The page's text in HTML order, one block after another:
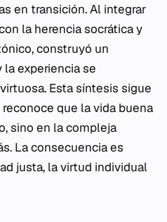
en transición. Al integrar
la herencia socrática y
construyó un
experiencia se
Esta síntesis sigue
que la vida buena
sino en la compleja
La consecuencia es
justa, la virtud individual